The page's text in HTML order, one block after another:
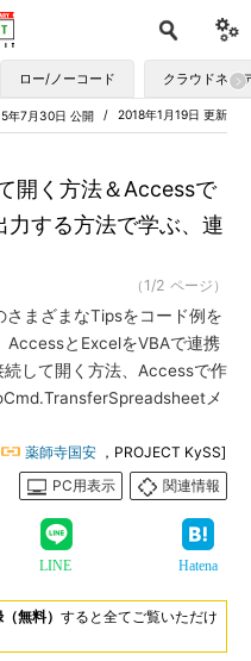
ロー/ノーコード クラウドネイ
2018年1月19日 更新
年7月30日 公開
開く方法＆Accessで
する方法で学ぶ、連
（1/2 ページ）
まざまなTipsをコード例を
AccessとExcelをVBAで連携
して開く方法、Accessで作
メ
薬師寺国安 ，PROJECT KySS]
PC用表示
関連情報
LINE Hatena
無料） すると全てご覧いただけ